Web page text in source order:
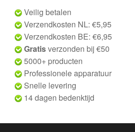
Veilig betalen
Verzendkosten NL: €5,95
Verzendkosten BE: €6,95
Gratisverzonden bij €50
5000+ producten
Professionele apparatuur
Snelle levering
14 dagen bedenktijd